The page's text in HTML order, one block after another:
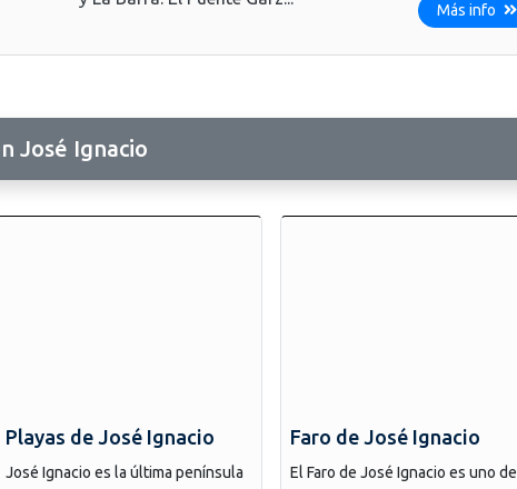
Más info
José Ignacio
Playas de José Ignacio
José Ignacio es la última península
Faro de José Ignacio
El Faro de José Ignacio es uno de